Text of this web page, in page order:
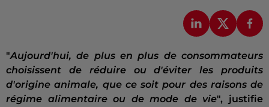
"Aujourd'hui, de plus en plus de consommateurs
choisissent de réduire ou d'éviter les produits
d'origine animale, que ce soit pour des raisons de
régime alimentaire ou de mode de vie", justifie